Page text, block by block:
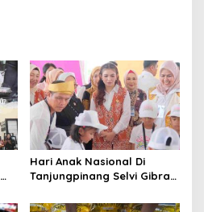
Hari Anak Nasional Di
Tanjungpinang Selvi Gibran
Nasional RANA